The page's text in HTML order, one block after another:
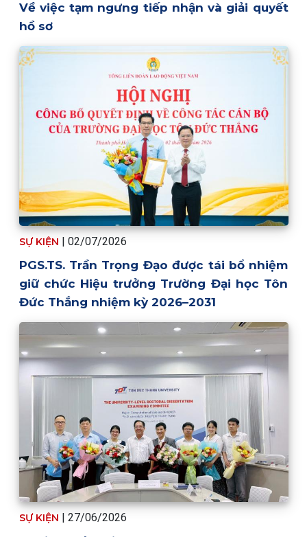
Về việc tạm ngưng tiếp nhận và giải quyết
hồ sơ
SỰ KIỆN | 02/07/2026
PGS.TS. Trần Trọng Đạo được tái bổ nhiệm
giữ chức Hiệu trưởng Trường Đại học Tôn
Đức Thắng nhiệm kỳ 2026–2031
SỰ KIỆN | 27/06/2026